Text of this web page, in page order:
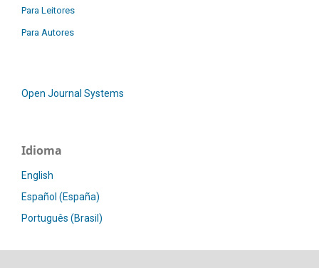
Para Leitores
Para Autores
Open Journal Systems
Idioma
English
Español (España)
Português (Brasil)